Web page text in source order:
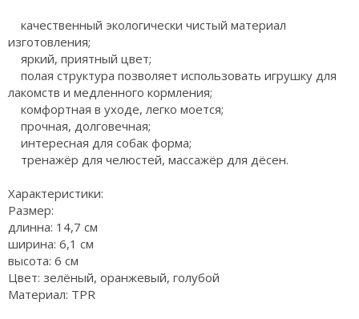
качественный экологически чистый материал
изготовления;
яркий, приятный цвет;
полая структура позволяет использовать игрушку для
лакомств и медленного кормления;
комфортная в уходе, легко моется;
прочная, долговечная;
интересная для собак форма;
тренажёр для челюстей, массажёр для дёсен.
Характеристики:
Размер:
длинна: 14,7 см
ширина: 6,1 см
высота: 6 см
Цвет: зелёный, оранжевый, голубой
Материал: TPR